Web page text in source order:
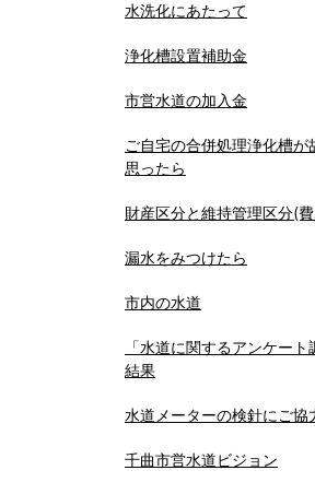
水洗化にあたって
浄化槽設置補助金
市営水道の加入金
ご自宅の合併処理浄化槽が
思ったら
財産区分と維持管理区分(
漏水をみつけたら
市内の水道
「水道に関するアンケー
結果
水道メーターの検針にご協
千曲市営水道ビジョン